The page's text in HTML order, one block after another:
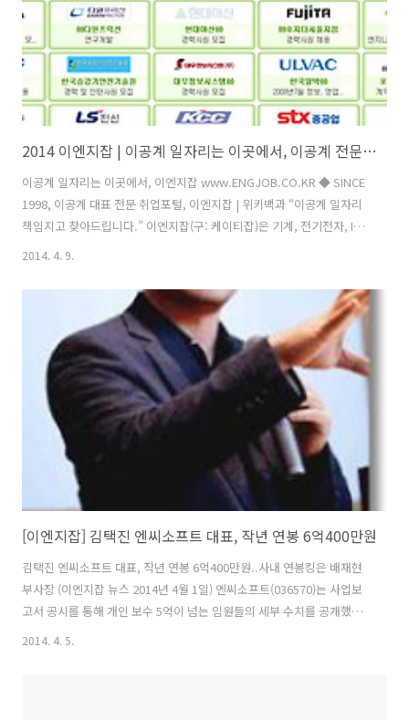
2014 이엔지잡 | 이공계 일자리는 이곳에서, 이공계 전문취업포털 이엔지잡
이공계 일자리는 이곳에서, 이엔지잡 www.ENGJOB.CO.KR ◆ SINCE
1998, 이공계 대표 전문 취업포털, 이엔지잡 | 위키백과 “이공계 일자리
책임지고 찾아드립니다.” 이엔지잡(구: 케이티잡)은 기계, 전기전자, IT,
텔 등 PC통신망을 통해 첫 선을 보인 이후 2001년 11월 이공계 부문 최
초로 인터넷 서비스를 시작했다. 이공계 채용포털의 원조격으로 방문자
대부분이 이공계 및 관련 산업 종사자로, 전문성을 확보하고 있다. 노동
부(잡넷), 경총, 파인드잡, 가로수닷컴, Daum취업, 커리어, 리크루트, 스
카우트, 사람인, 인크루트, 전국여성과..
2014. 4. 9.
[이엔지잡] 김택진 엔씨소프트 대표, 작년 연봉 6억400만원
김택진 엔씨소프트 대표, 작년 연봉 6억400만원..사내 연봉킹은 배재현
부사장 (이엔지잡 뉴스 2014년 4월 1일) 엔씨소프트(036570)는 사업보
고서 공시를 통해 개인 보수 5억이 넘는 임원들의 세부 수치를 공개했다.
이에 따르면, 김택진 엔씨소프트 대표는 지난해 회사로부터 6억 400만원
2014. 4. 5.